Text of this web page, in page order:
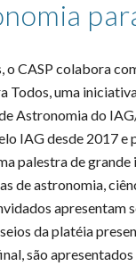
o CASP colabora
Todos, uma
Astronomia do
IAG desde 2017 e
palestra de grande
de astronomia,
apresentam
da platéia
são